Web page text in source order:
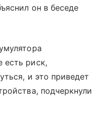
он в беседе
есть риск,
и это приведет
подчеркнули